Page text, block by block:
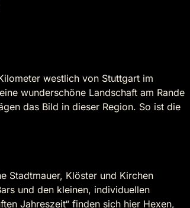
westlich von Stuttgart im
wunderschöne Landschaft am Rande
das Bild in dieser Region. So ist die
Stadtmauer, Klöster und Kirchen
und den kleinen, individuellen
Jahreszeit“ finden sich hier Hexen,